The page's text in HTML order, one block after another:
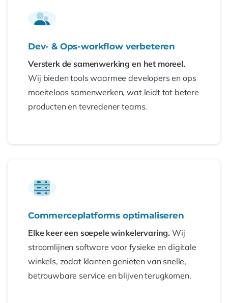
Commerceplatforms optimaliseren
Elke keer een soepele winkelervaring. Wij
stroomlijnen software voor fysieke en digitale
winkels, zodat klanten genieten van snelle,
betrouwbare service en blijven terugkomen.
Dev- & Ops-workflow verbeteren
Versterk de samenwerking en het moreel.
Wij bieden tools waarmee developers en ops
moeiteloos samenwerken, wat leidt tot betere
producten en tevredener teams.